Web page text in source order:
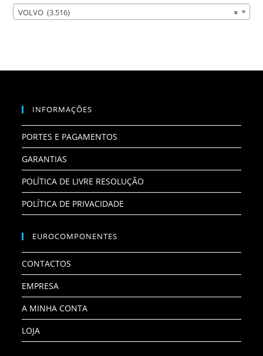
×
VOLVO (3.516)
INFORMAÇÕES
PORTES E PAGAMENTOS
GARANTIAS
POLÍTICA DE LIVRE RESOLUÇÃO
POLÍTICA DE PRIVACIDADE
EUROCOMPONENTES
CONTACTOS
EMPRESA
A MINHA CONTA
LOJA